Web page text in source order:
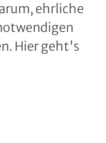
ehrliche
Hier geht's